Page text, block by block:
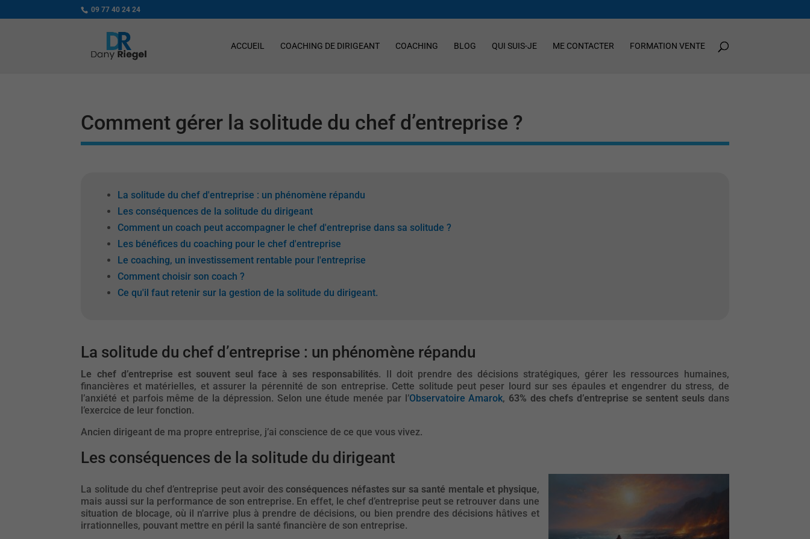
09 77 40 24 24
ACCUEIL COACHING DE DIRIGEANT COACHING BLOG QUI SUIS-JE ME CONTACTER FORMATION VENTE
Comment gérer la solitude du chef d’entreprise ?
La solitude du chef d'entreprise : un phénomène répandu
Les conséquences de la solitude du dirigeant
Comment un coach peut accompagner le chef d'entreprise dans sa solitude ?
Les bénéfices du coaching pour le chef d'entreprise
Le coaching, un investissement rentable pour l'entreprise
Comment choisir son coach ?
Ce qu'il faut retenir sur la gestion de la solitude du dirigeant.
La solitude du chef d’entreprise : un phénomène répandu
Le chef d’entreprise est souvent seul face à ses responsabilités. Il doit prendre des décisions stratégiques, gérer les ressources humaines,
financières et matérielles, et assurer la pérennité de son entreprise. Cette solitude peut peser lourd sur ses épaules et engendrer du stress, de
l’anxiété et parfois même de la dépression. Selon une étude menée par l’Observatoire Amarok, 63% des chefs d’entreprise se sentent seulsdans
l’exercice de leur fonction.
Ancien dirigeant de ma propre entreprise, j’ai conscience de ce que vous vivez.
Les conséquences de la solitude du dirigeant
La solitude du chef d’entreprise peut avoir desconséquences néfastes sur sa santé mentale et physique,
mais aussi sur la performance de son entreprise. En effet, le chef d’entreprise peut se retrouver dans une
situation de blocage, où il n’arrive plus à prendre de décisions, ou bien prendre des décisions hâtives et
irrationnelles, pouvant mettre en péril la santé financière de son entreprise.